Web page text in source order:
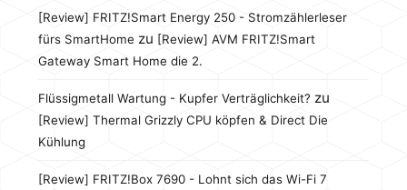
[Review] FRITZ!Smart Energy 250 - Stromzählerleser
fürs SmartHome zu [Review] AVM FRITZ!Smart
Gateway Smart Home die 2.
Flüssigmetall Wartung - Kupfer Verträglichkeit? zu
[Review] Thermal Grizzly CPU köpfen & Direct Die
Kühlung
[Review] FRITZ!Box 7690 - Lohnt sich das Wi-Fi 7